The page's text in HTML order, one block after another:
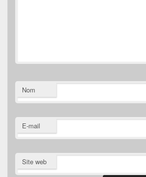
Nom
E-mail
Site web